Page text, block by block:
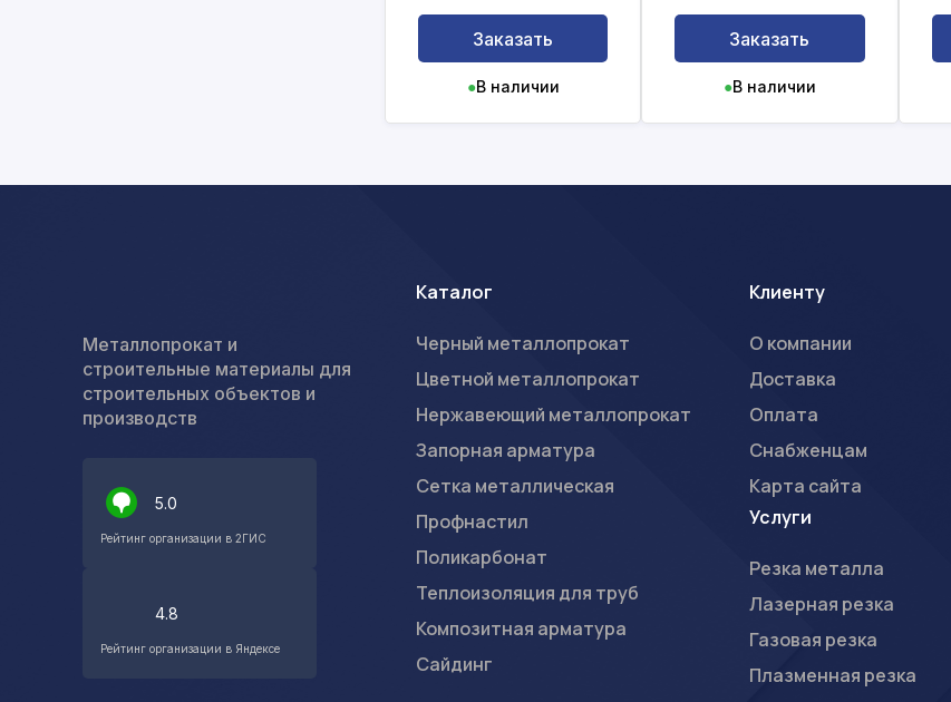
Заказать
●В наличии
Заказать
●В наличии
Металлопрокат и
строительные материалы для
строительных объектов и
производств
5.0
Рейтинг организации в 2ГИС
4.8
Рейтинг организации в Яндексе
Каталог
Черный металлопрокат
Цветной металлопрокат
Нержавеющий металлопрокат
Запорная арматура
Сетка металлическая
Профнастил
Поликарбонат
Теплоизоляция для труб
Композитная арматура
Сайдинг
Клиенту
О компании
Доставка
Оплата
Снабженцам
Карта сайта
Услуги
Резка металла
Лазерная резка
Газовая резка
Плазменная резка